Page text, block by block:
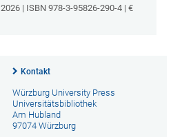
| ISBN 978-3-95826-290-4 | €
Kontakt
Würzburg University Press
Universitätsbibliothek
Am Hubland
97074 Würzburg